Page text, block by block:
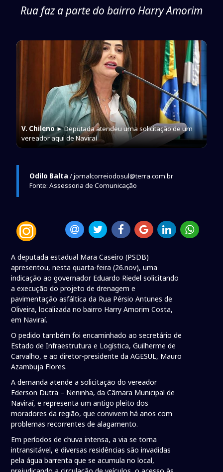
Rua faz a parte do bairro Harry Amorim
V. Chileno► Deputada atendeu uma solicitação de um
vereador aqui de Naviraí
Odilo Balta / jornalcorreiodosul@terra.com.br
Fonte: Assessoria de Comunicação
A deputada estadual Mara Caseiro (PSDB)
apresentou, nesta quarta-feira (26.nov), uma
indicação ao governador Eduardo Riedel solicitando
a execução do projeto de drenagem e
pavimentação asfáltica da Rua Pérsio Antunes de
Oliveira, localizada no bairro Harry Amorim Costa,
em Naviraí.
O pedido também foi encaminhado ao secretário de
Estado de Infraestrutura e Logística, Guilherme de
Carvalho, e ao diretor-presidente da AGESUL, Mauro
Azambuja Flores.
A demanda atende a solicitação do vereador
Ederson Dutra – Neninha, da Câmara Municipal de
Naviraí, e representa um antigo pleito dos
moradores da região, que convivem há anos com
problemas recorrentes de alagamento.
Em períodos de chuva intensa, a via se torna
intransitável, e diversas residências são invadidas
pela água barrenta que se acumula no local,